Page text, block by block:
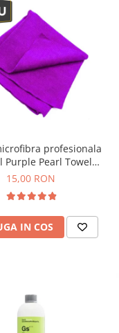
profesionala
Purple Pearl Towel,
40x40cm, mov
15,00 RON
IN COS